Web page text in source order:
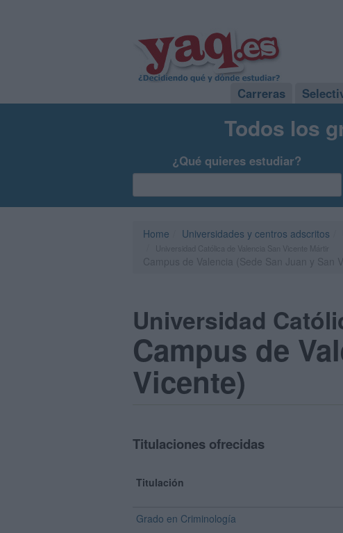
Carreras
Todos los
¿Qué quieres estudiar?
Home Universidades y centros adscritos
Universidad
Campus de
Vicente)
Titulaciones ofrecidas
Titulación
Grado en Criminología